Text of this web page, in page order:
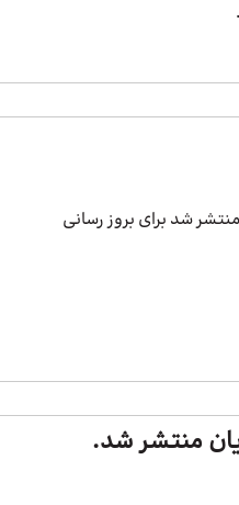
منتشر شد برای بروز رسانی